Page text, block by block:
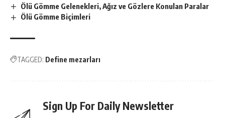
Ölü Gömme Gelenekleri, Ağız ve Gözlere Konulan Paralar
Ölü Gömme Biçimleri
TAGGED: Define mezarları
Sign Up For Daily Newsletter